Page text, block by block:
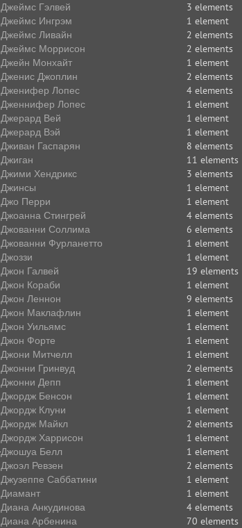
Джеймс Гэлвей
3 elements
Джеймс Ингрэм
1 element
Джеймс Ливайн
2 elements
Джеймс Моррисон
2 elements
Джейн Монхайт
1 element
Дженис Джоплин
2 elements
Дженифер Лопес
4 elements
Дженнифер Лопес
1 element
Джерард Вей
1 element
Джерард Вэй
1 element
Дживан Гаспарян
8 elements
Джиган
11 elements
Джими Хендрикс
3 elements
Джинсы
1 element
Джо Перри
1 element
Джоанна Стингрей
4 elements
Джованни Соллима
6 elements
Джованни Фурланетто
1 element
Джоззи
1 element
Джон Галвей
19 elements
Джон Кораби
1 element
Джон Леннон
9 elements
Джон Маклафлин
1 element
Джон Уильямс
1 element
Джон Форте
1 element
Джони Митчелл
1 element
Джонни Гринвуд
2 elements
Джонни Депп
1 element
Джордж Бенсон
1 element
Джордж Клуни
1 element
Джордж Майкл
2 elements
Джордж Харрисон
1 element
Джошуа Белл
1 element
Джоэл Ревзен
2 elements
Джузеппе Саббатини
1 element
Диамант
1 element
Диана Анкудинова
4 elements
Диана Арбенина
70 elements